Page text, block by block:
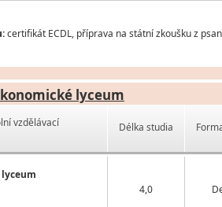
certifikát ECDL, příprava na státní zkoušku z
lyceum
vzdělávací Délka studia
4,0